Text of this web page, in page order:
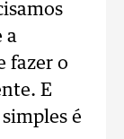
a
fazer o
E
é